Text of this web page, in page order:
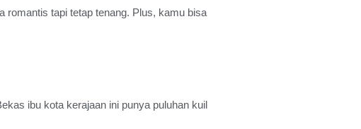
romantis tapi tetap tenang. Plus, kamu bisa
ibu kota kerajaan ini punya puluhan kuil